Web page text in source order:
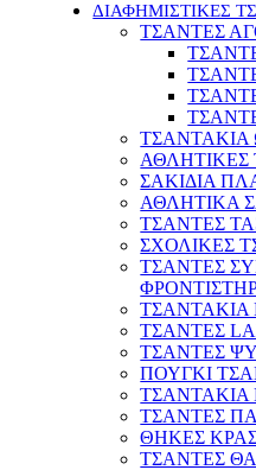
ΔΙΑΦΗΜΙΣΤΙΚΕΣ
ΤΣΑΝΤΕΣ
ΑΘΛΗΤΙΚΕΣ
ΣΑΚΙΔΙΑ
ΑΘΛΗΤΙΚΑ
ΤΣΑΝΤΕΣ
ΣΧΟΛΙΚΕΣ
ΤΣΑΝΤΕΣ
ΤΣΑΝΤΑΚΙΑ
ΤΣΑΝΤΕΣ
ΤΣΑΝΤΕΣ
ΠΟΥΓΚΙ
ΤΣΑΝΤΑΚΙΑ
ΤΣΑΝΤΕΣ
ΘΗΚΕΣ
ΤΣΑΝΤΕΣ